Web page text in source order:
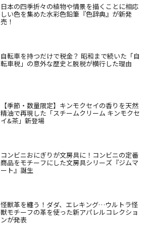
日本の四季折々の植物や情景を描くことに相応
しい色を集めた水彩色鉛筆『色辞典』が新発
売！
自転車を持つだけで税金？ 昭和まで続いた「自
転車税」の意外な歴史と脱税が横行した理由
【季節・数量限定】キンモクセイの香りを天然
精油で再現した「スチームクリーム キンモクセ
イ&茶」新登場
コンビニおにぎりが文房具に！コンビニの定番
商品をモチーフにした文房具シリーズ『ジムマ
ート』誕生
怪獣革を纏う！ダダ、エレキング…ウルトラ怪
獣モチーフの革を使った新アパレルコレクショ
ンが発表